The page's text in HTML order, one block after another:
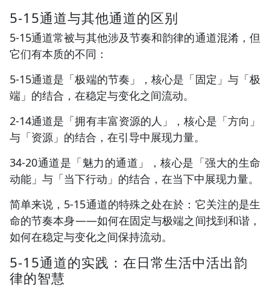
5-15通道与其他通道的区别
5-15通道常被与其他涉及节奏和韵律的通道混淆，但
它们有本质的不同：
5-15通道是「极端的节奏」，核心是「固定」与「极
端」的结合，在稳定与变化之间流动。
2-14通道是「拥有丰富资源的人」，核心是「方向」
与「资源」的结合，在引导中展现力量。
34-20通道是「魅力的通道」，核心是「强大的生命
动能」与「当下行动」的结合，在当下中展现力量。
简单来说，5-15通道的特殊之处在於：它关注的是生
命的节奏本身——如何在固定与极端之间找到和谐，
如何在稳定与变化之间保持流动。
5-15通道的实践：在日常生活中活出韵
律的智慧